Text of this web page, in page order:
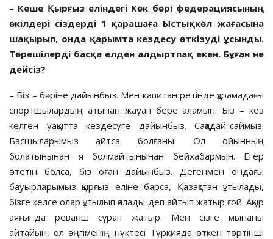
– Кеше Қырғыз еліндегі Көк бөрі фе­дерациясының
өкілдері сіздерді 1 қа­ра­шаға Ыстықкөл жағасына
шақы­рып, онда қарымта кездесу өткізуді ұсын­ды.
Төрешілерді басқа елден ал­дыртпақ екен. Бұған не
дейсіз?
– Біз – бәріне дайынбыз. Мен капитан ре­тінде құрамадағы
спортшылардың аты­нан жауап бере аламын. Біз – кез
келген уа­қытта кездесуге дайынбыз. Сақадай-сай­мыз.
Басшыларымыз айтса болғаны. Ол ойын­ның
болатынынан я болмайтынынан бейхабармын. Егер
өтетін болса, біз оған дайынбыз. Дегенмен ондағы
бауырларымыз қырғыз еліне барса, Қазақстан ұтылады,
бізге келсе олар ұтылып қалады деп айтып жа­тыр ғой. Ақыр
аяғында реванш сұрап жатыр. Мен сіз­ге мынаны
айтайын, ол әңгіменің нүк­тесі Түркияда өткен төртінші